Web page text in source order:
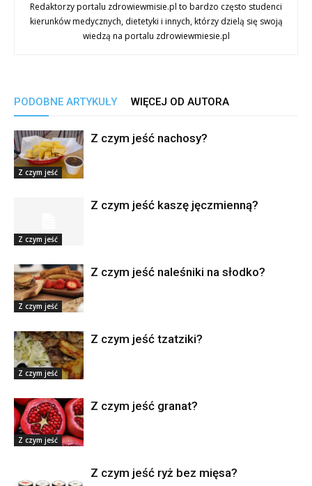
Redaktorzy portalu zdrowiewmisie.pl to bardzo często studenci
kierunków medycznych, dietetyki i innych, którzy dzielą się swoją
wiedzą na portalu zdrowiewmiesie.pl
PODOBNE ARTYKUŁY WIĘCEJ OD AUTORA
Z czym jeść
Z czym jeść nachosy?
Z czym jeść
Z czym jeść kaszę jęczmienną?
Z czym jeść
Z czym jeść naleśniki na słodko?
Z czym jeść
Z czym jeść tzatziki?
Z czym jeść
Z czym jeść granat?
Z czym jeść ryż bez mięsa?